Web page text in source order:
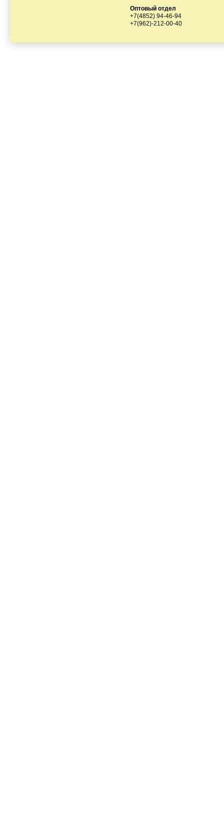
Оптовый отдел
+7(4852) 94-46-94
+7(962)-212-00-40